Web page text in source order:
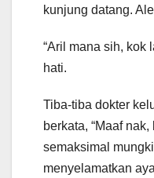
kunjung datang.
“Aril mana sih, kok
hati.
Tiba-tiba dokter
berkata, “Maaf
semaksimal
menyelamatkan